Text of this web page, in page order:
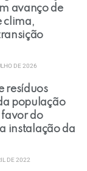
avanço de
clima,
DE 2026
resíduos
população
favor do
instalação da
DE 2022